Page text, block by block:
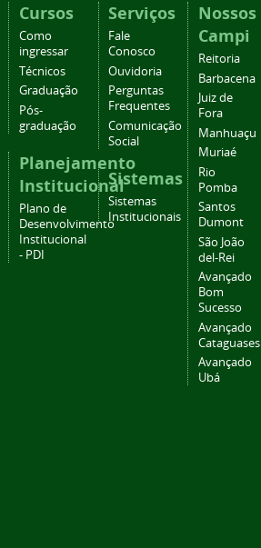
Cursos
Como
ingressar
Técnicos
Graduação
Pós-
graduação
Planejamento
Institucional
Plano de
Desenvolvimento
Institucional
- PDI
Serviços
Fale
Conosco
Ouvidoria
Perguntas
Frequentes
Comunicação
Social
Sistemas
Sistemas
Institucionais
Nossos
Campi
Reitoria
Barbacena
Juiz de
Fora
Manhuaçu
Muriaé
Rio
Pomba
Santos
Dumont
São João
del-Rei
Avançado
Bom
Sucesso
Avançado
Cataguases
Avançado
Ubá